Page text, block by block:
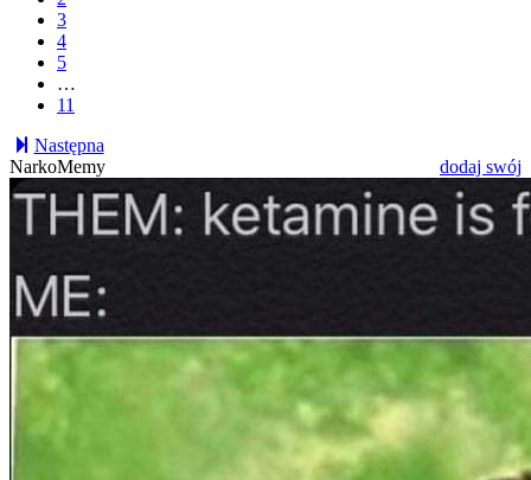
3
4
5
…
11
Następna
NarkoMemy
dodaj swój